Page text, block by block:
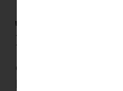
Федеральный